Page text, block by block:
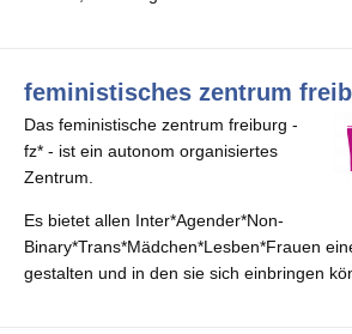
feministisches zentrum
Das feministische zentrum freiburg -
fz* - ist ein autonom organisiertes
Zentrum.
Es bietet allen Inter*Agender*Non-
Binary*Trans*Mädchen*Lesben*Frauen
gestalten und in den sie sich einbringen